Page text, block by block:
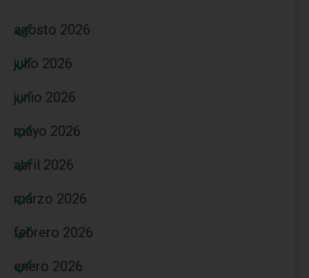
agosto 2026
julio 2026
junio 2026
mayo 2026
abril 2026
marzo 2026
febrero 2026
enero 2026